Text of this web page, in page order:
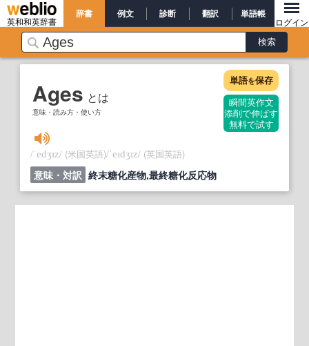
英和和英辞書
辞書 例文 診断 翻訳 単語帳
ログイン
Ages とは
意味・読み方・使い方
単語を保存
瞬間英作文
添削で伸ばす
無料で試す
/ˈedʒɪz/ (米国英語)/ˈeɪdʒɪz/ (英国英語)
意味・対訳 終末糖化産物,最終糖化反応物